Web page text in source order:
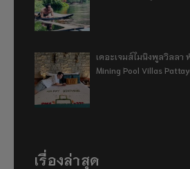
เดอะเจมส์ไมนิงพูลวิลลา
Mining Pool Villas
เรื่องล่าสุด